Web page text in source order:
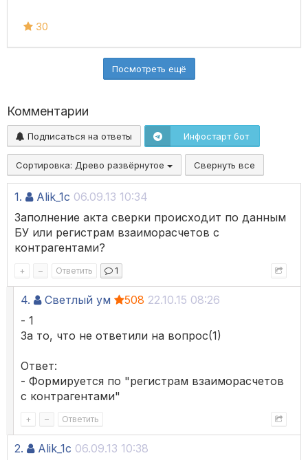
30
Посмотреть ещё
Комментарии
Подписаться на ответы Инфостарт бот
Сортировка: Древо развёрнутое Свернуть все
1. Alik_1c 06.09.13 10:34
Заполнение акта сверки происходит по данным
БУ или регистрам взаиморасчетов с
контрагентами?
+ – Ответить 1
4. Светлый ум 508 22.10.15 08:26
- 1
За то, что не ответили на вопрос(1)
Ответ:
- Формируется по "регистрам взаиморасчетов
с контрагентами"
+ – Ответить
2. Alik_1c 06.09.13 10:38